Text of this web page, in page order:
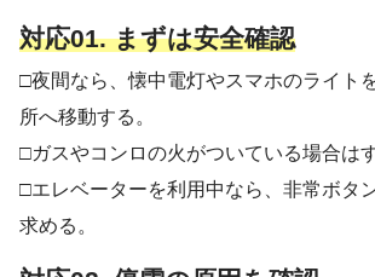
対応01. まずは安全確認
□夜間なら、懐中電灯やスマホのライト
所へ移動する。
□ガスやコンロの火がついている場合は
□エレベーターを利用中なら、非常ボタ
求める。